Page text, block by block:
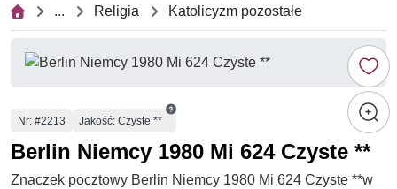
... Religia Katolicyzm pozostałe
Numer
Nr: #2213 Jakość: Czyste **
Berlin Niemcy 1980 Mi 624 Czyste **
Znaczek pocztowy Berlin Niemcy 1980 Mi 624 Czyste **w